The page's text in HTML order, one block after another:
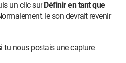
un clic surDéfinir en tant que
le son devrait revenir
tu nous postais une capture